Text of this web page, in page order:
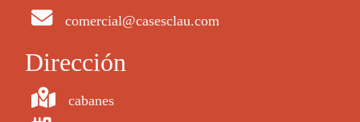
comercial@casesclau.com
Dirección
cabanes